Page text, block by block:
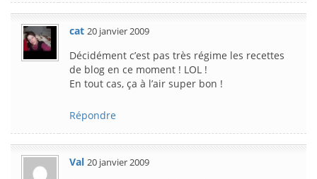
cat 20 janvier 2009
Décidément c’est pas très régime les recettes
de blog en ce moment ! LOL !
En tout cas, ça à l’air super bon !
Répondre
Val 20 janvier 2009